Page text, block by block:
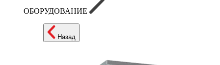
ОБОРУДОВАНИЕ
Назад